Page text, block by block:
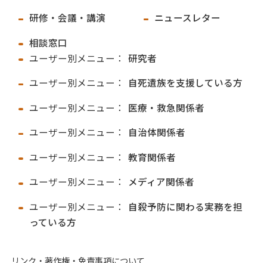
研修・会議・講演
相談窓口
ニュースレター
ユーザー別メニュー： 研究者
ユーザー別メニュー：
自死遺族を支援している方
ユーザー別メニュー：
医療・救急関係者
ユーザー別メニュー：
自治体関係者
ユーザー別メニュー： 教育関係者
ユーザー別メニュー：
メディア関係者
ユーザー別メニュー：
自殺予防に関わる実務を担
っている方
リンク・著作権・免責事項について